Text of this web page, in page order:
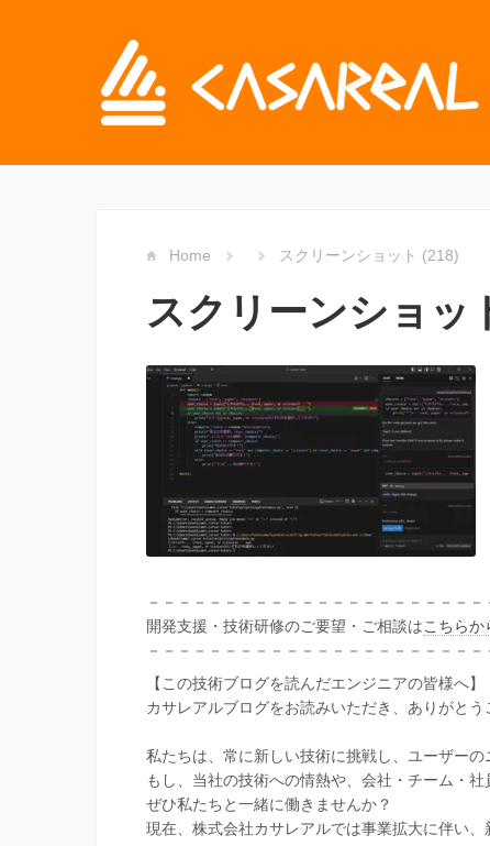
Home スクリーンショット (218)
スクリーンショッ
－－－－－－－－－－－－－－－－－－－－－－
開発支援・技術研修のご要望・ご相談はこちらか
－－－－－－－－－－－－－－－－－－－－－－
【この技術ブログを読んだエンジニアの皆様へ】
カサレアルブログをお読みいただき、ありがとう
私たちは、常に新しい技術に挑戦し、ユーザーの
もし、当社の技術への情熱や、会社・チーム・社
ぜひ私たちと一緒に働きませんか？
現在、株式会社カサレアルでは事業拡大に伴い